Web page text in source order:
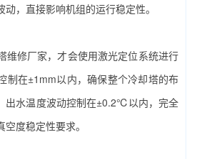
，直接影响机组的运行稳定性。
维修厂家‌，才会使用激光定位系统进行
制在±1mm以内，确保整个冷却塔的布
出水温度波动控制在±0.2℃以内，完全
度稳定性要求。